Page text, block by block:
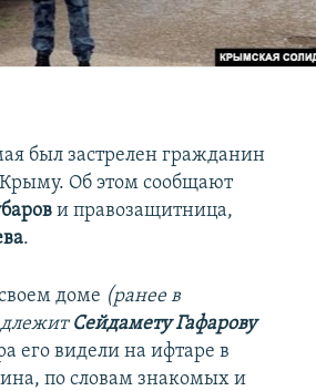
был застрелен гражданин
Об этом сообщают
и правозащитница,
.
доме (ранее в
Сейдамету Гафарову
его видели на ифтаре в
по словам знакомых и